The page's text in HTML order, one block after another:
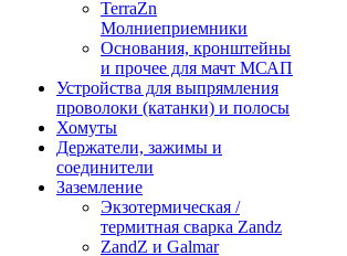
TerraZn
Молниеприемники
Основания, кронштейны
и прочее для мачт МСАП
Устройства для выпрямления
проволоки (катанки) и полосы
Хомуты
Держатели, зажимы и
соединители
Заземление
Экзотермическая /
термитная сварка Zandz
ZandZ и Galmar